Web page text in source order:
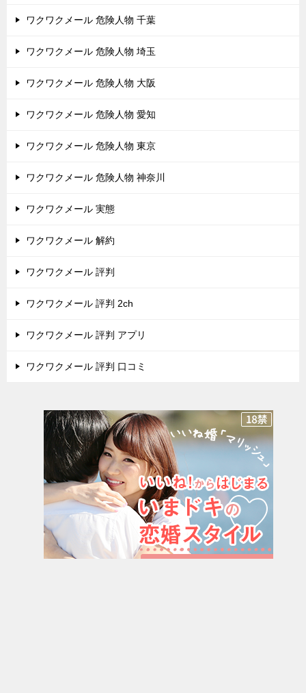
ワクワクメール 危険人物 千葉
ワクワクメール 危険人物 埼玉
ワクワクメール 危険人物 大阪
ワクワクメール 危険人物 愛知
ワクワクメール 危険人物 東京
ワクワクメール 危険人物 神奈川
ワクワクメール 実態
ワクワクメール 解約
ワクワクメール 評判
ワクワクメール 評判 2ch
ワクワクメール 評判 アプリ
ワクワクメール 評判 口コミ